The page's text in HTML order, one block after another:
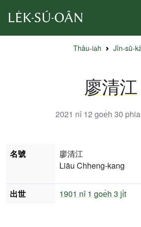
Thâu-ia̍h Jîn-sū-
廖清江
2021 nî 12 goe̍h 30
名號
廖清江
Liāu Chheng-kang
出世 1901 nî 1 goe̍h 3 ji̍t